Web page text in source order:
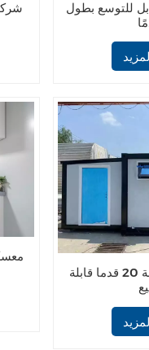
للتوسع بطول
منازل حاويات رخيصة 20 قدما قابلة